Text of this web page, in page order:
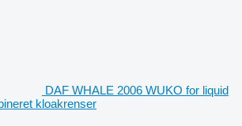
DAF WHALE 2006 WUKO for liquid
kloakrenser